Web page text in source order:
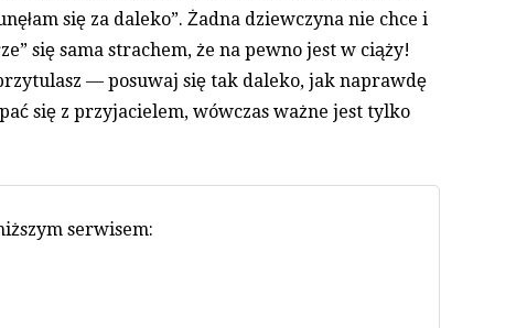
się za daleko”. Żadna dziewczyna nie chce i
się sama strachem, że na pewno jest w ciąży!
— posuwaj się tak daleko, jak naprawdę
się z przyjacielem, wówczas ważne jest tylko
serwisem: